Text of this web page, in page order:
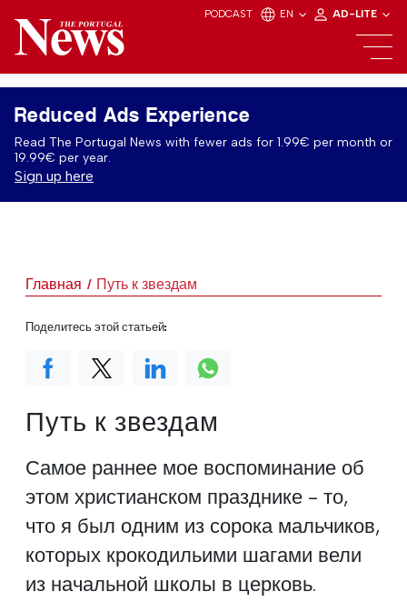
PODCAST EN AD-LITE
Reduced Ads Experience
Read The Portugal News with fewer ads for 1.99€ per month or
19.99€ per year.
Sign up here
Главная Путь к звездам
Путь к звездам
Самое раннее мое воспоминание об
этом христианском празднике - то,
что я был одним из сорока мальчиков,
которых крокодильими шагами вели
из начальной школы в церковь.
Поделитесь этой статьей: